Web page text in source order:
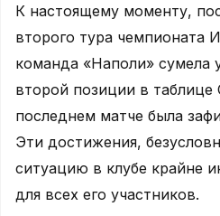
К настоящему моменту,
второго тура чемпионата
команда «Наполи» сумела
второй позиции в таблице
последнем матче была
Эти достижения,
ситуацию в клубе крайне
для всех его участников.